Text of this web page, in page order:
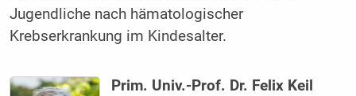
Jugendliche nach hämatologischer
Krebserkrankung im Kindesalter.
Prim. Univ.-Prof. Dr. Felix Keil